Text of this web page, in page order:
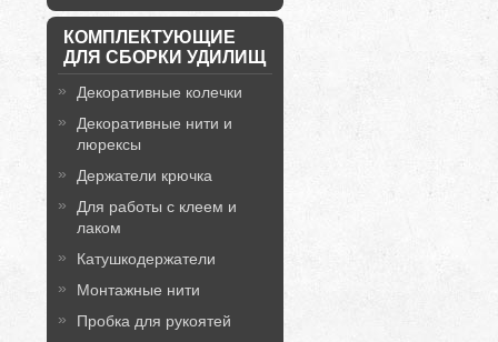
КОМПЛЕКТУЮЩИЕ
ДЛЯ СБОРКИ УДИЛИЩ
Декоративные колечки
Декоративные нити и
люрексы
Держатели крючка
Для работы с клеем и
лаком
Катушкодержатели
Монтажные нити
Пробка для рукоятей